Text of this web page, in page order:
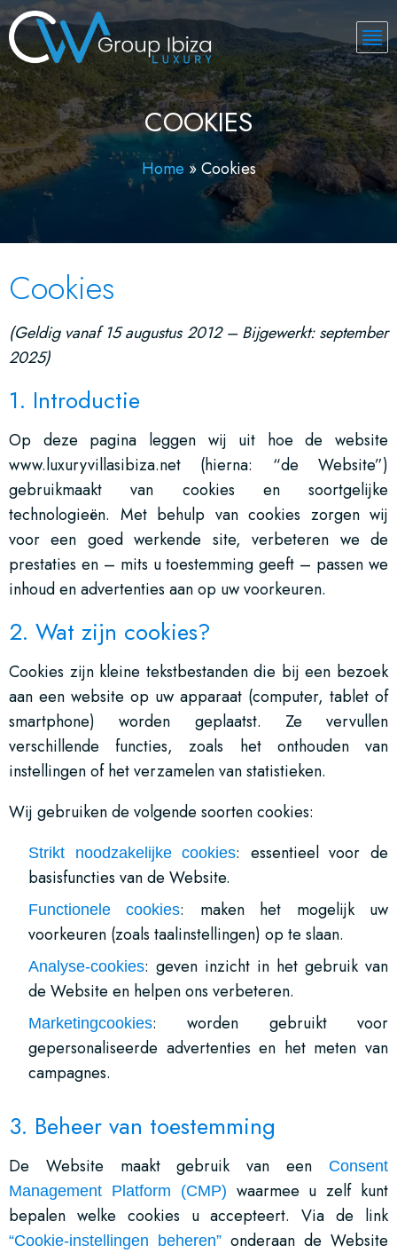
COOKIES
Home »Cookies
Cookies
(Geldig vanaf 15 augustus 2012 – Bijgewerkt: september
2025)
1. Introductie
Op deze pagina leggen wij uit hoe de website
www.luxuryvillasibiza.net (hierna: “de Website”)
gebruikmaakt van cookies en soortgelijke
technologieën. Met behulp van cookies zorgen wij
voor een goed werkende site, verbeteren we de
prestaties en – mits u toestemming geeft – passen we
inhoud en advertenties aan op uw voorkeuren.
2. Wat zijn cookies?
Cookies zijn kleine tekstbestanden die bij een bezoek
aan een website op uw apparaat (computer, tablet of
smartphone) worden geplaatst. Ze vervullen
verschillende functies, zoals het onthouden van
instellingen of het verzamelen van statistieken.
Wij gebruiken de volgende soorten cookies:
Strikt noodzakelijke cookies: essentieel voor de
basisfuncties van de Website.
Functionele cookies: maken het mogelijk uw
voorkeuren (zoals taalinstellingen) op te slaan.
Analyse-cookies: geven inzicht in het gebruik van
de Website en helpen ons verbeteren.
Marketingcookies: worden gebruikt voor
gepersonaliseerde advertenties en het meten van
campagnes.
3. Beheer van toestemming
De Website maakt gebruik van een
Consent
Management Platform (CMP) waarmee u zelf kunt
bepalen welke cookies u accepteert. Via de link
“Cookie-instellingen beheren” onderaan de Website